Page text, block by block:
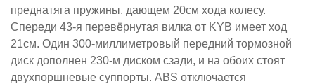
преднатяга пружины, дающем 20см хода колесу.
Спереди 43-я перевёрнутая вилка от KYB имеет ход
21см. Один 300-миллиметровый передний тормозной
диск дополнен 230-м диском сзади, и на обоих стоят
двухпоршневые суппорты. ABS отключается